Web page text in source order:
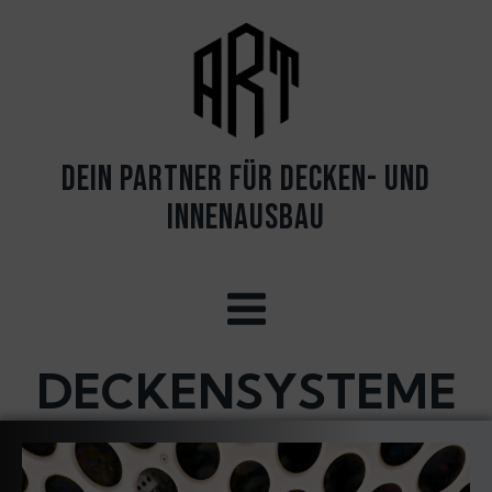
Dein PARTNER FÜR DECKEN- UND
INNENAUSBAU
DECKENSYSTEME